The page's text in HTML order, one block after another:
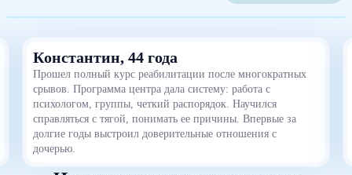
Константин, 44 года
Прошел полный курс реабилитации после многократных
срывов. Программа центра дала систему: работа с
психологом, группы, четкий распорядок. Научился
справляться с тягой, понимать ее причины. Впервые за
долгие годы выстроил доверительные отношения с
дочерью.